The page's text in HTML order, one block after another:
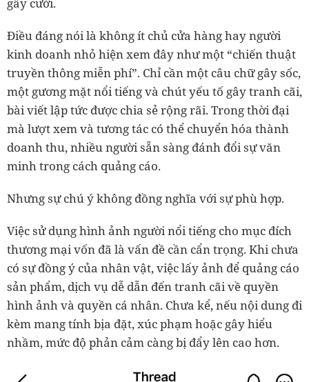
Điều đáng nói là không ít chủ cửa hàng hay người
kinh doanh nhỏ hiện xem đây như một “chiến thuật
truyền thông miễn phí”. Chỉ cần một câu chữ gây sốc,
một gương mặt nổi tiếng và chút yếu tố gây tranh cãi,
bài viết lập tức được chia sẻ rộng rãi. Trong thời đại
mà lượt xem và tương tác có thể chuyển hóa thành
doanh thu, nhiều người sẵn sàng đánh đổi sự văn
minh trong cách quảng cáo.
Nhưng sự chú ý không đồng nghĩa với sự phù hợp.
Việc sử dụng hình ảnh người nổi tiếng cho mục đích
thương mại vốn đã là vấn đề cần cẩn trọng. Khi chưa
có sự đồng ý của nhân vật, việc lấy ảnh để quảng cáo
sản phẩm, dịch vụ dễ dẫn đến tranh cãi về quyền
hình ảnh và quyền cá nhân. Chưa kể, nếu nội dung đi
kèm mang tính bịa đặt, xúc phạm hoặc gây hiểu
nhầm, mức độ phản cảm càng bị đẩy lên cao hơn.